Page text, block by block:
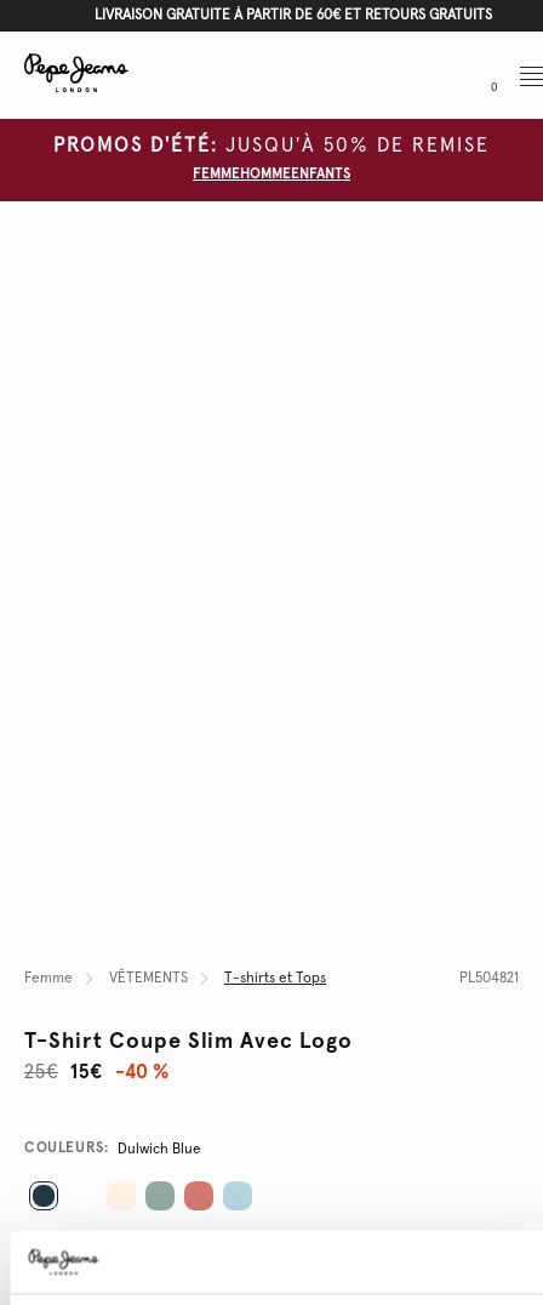
LIVRAISON GRATUITE À PARTIR DE 60€ ET RETOURS GRATUITS
0
PROMOS D'ÉTÉ: JUSQU'À 50% DE REMISE
FEMMEHOMMEENFANTS
Femme VÊTEMENTS T-shirts et Tops PL504821
T-Shirt Coupe Slim Avec Logo
15€
25€ -40 %
Promotions
Variations
COULEURS: Dulwich Blue
SÉLECTIONNEZ LA TAILLE: